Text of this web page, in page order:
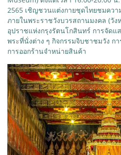
2565 เชิญชวนแต่งกายชุดไทยชมคว
ภายในพระราชวังบวรสถานมงคล (วั
อุปราชแห่งกรุงรัตนโกสินทร์ การจัด
พระที่นั่งต่าง ๆ กิจกรรมจิบชาชมวัง ก
การออกร้านจำหน่ายสินค้า